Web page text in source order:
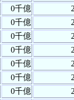
0千億
0千億
0千億
0千億
0千億
0千億
0千億